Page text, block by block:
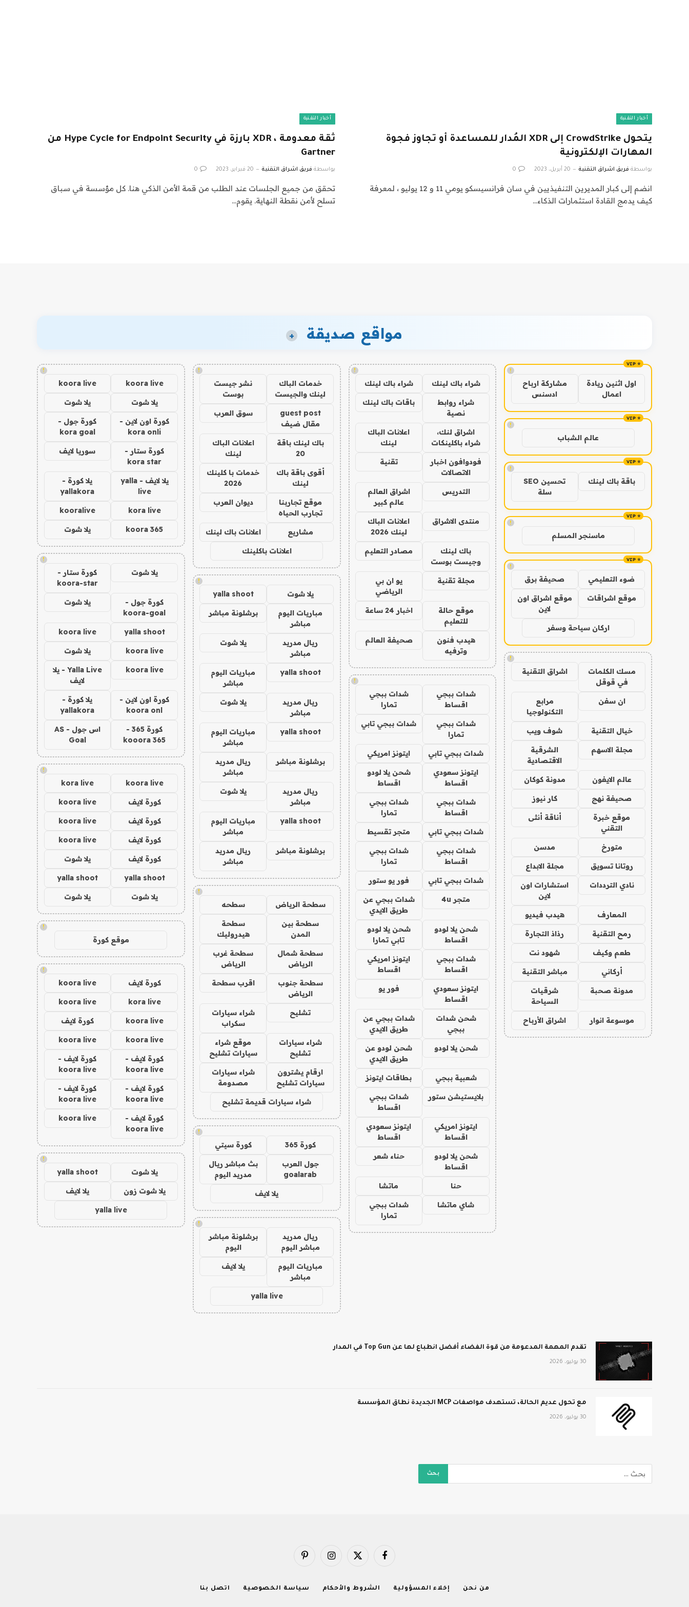
أخبار التقنية
يتحول CrowdStrike إلى XDR المُدار للمساعدة أو تجاوز فجوة
المهارات الإلكترونية
بواسطة فريق اشراق التقنية 20 أبريل، 2023 0
انضم إلى كبار المديرين التنفيذيين في سان فرانسيسكو يومي 11 و 12 يوليو ، لمعرفة
كيف يدمج القادة استثمارات الذكاء…
أخبار التقنية
ثقة معدومة ، XDR بارزة في Hype Cycle for Endpoint Security من
Gartner
بواسطة فريق اشراق التقنية 20 فبراير، 2023 0
تحقق من جميع الجلسات عند الطلب من قمة الأمن الذكي هنا. كل مؤسسة في سباق
تسلح لأمن نقطة النهاية. يقوم…
مواقع صديقة +
!
اول اثنين ريادة
اعمال
مشاركة ارباح
ادسنس
!
عالم الشباب
!
باقة باك لينك
تحسين SEO
سلة
!
ماسنجر المسلم
!
ضوء التعليمي صحيفة برق
موقع اشراقات
موقع اشراق اون
لاين
اركان سياحة وسفر
!
مسك الكلمات
في قوقل
اشراق التقنية
ان سفن
مرابع
التكنولوجيا
خيال التقنية شوف ويب
مجلة الاسهم
الشرقية
الاقتصادية
عالم الايفون مدونة كوكان
صحيفة نهج كار نيوز
موقع خبرة
التقني
أناقة أنثى
متورخ مدسن
روتانا تسويق مجلة الابداع
نادي الترددات
استشارات اون
لاين
المعارف هيدب فيديو
رمح التقنية رذاذ التجارة
طعم وكيف شهود نت
أركاني مباشر التقنية
مدونة صحبة
شرقيات
السياحة
موسوعة انوار اشراق الأرباح
!
شراء باك لينك شراء باك لينك
شراء روابط
نصية
باقات باك لينك
اشراق لنك،
شراء باكلينكات
اعلانات الباك
لينك
فودوافون اخبار
الاتصالات
تقنية
التدريس
اشراق العالم
عالم كبير
منتدى الاشراق
اعلانات الباك
لينك 2026
باك لينك
وجيست بوست
مصادر التعليم
مجلة تقنية
يو ان بي
الرياضي
موقع حالة
للتعليم
اخبار 24 ساعة
هيدب فنون
وترفيه
صحيفة العالم
!
شدات ببجي
اقساط
شدات ببجي
تمارا
شدات ببجي
تمارا
شدات ببجي تابي
شدات ببجي تابي ايتونز امريكي
ايتونز سعودي
اقساط
شحن يلا لودو
اقساط
شدات ببجي
اقساط
شدات ببجي
تمارا
شدات ببجي تابي متجر تقسيط
شدات ببجي
اقساط
شدات ببجي
تمارا
شدات ببجي تابي فور يو ستور
متجر 4u
شدات ببجي عن
طريق الايدي
شحن يلا لودو
اقساط
شحن يلا لودو
تابي تمارا
شدات ببجي
اقساط
ايتونز امريكي
اقساط
ايتونز سعودي
اقساط
فور يو
شحن شدات
ببجي
شدات ببجي عن
طريق الايدي
شحن يلا لودو
شحن لودو عن
طريق الايدي
شعبية ببجي بطاقات ايتونز
بلايستيشن ستور
شدات ببجي
اقساط
ايتونز امريكي
اقساط
ايتونز سعودي
اقساط
شحن يلا لودو
اقساط
حناء شعر
حنا ماتشا
شاي ماتشا
شدات ببجي
تمارا
!
خدمات الباك
لينك والجيست
نشر جيست
بوست
guest post
مقال ضيف
سوق العرب
باك لينك باقة
20
اعلانات الباك
لينك
أقوى باقة باك
لينك
خدمات با كلينك
2026
موقع تجاربنا
تجارب الحياه
ديوان العرب
مشاريع اعلانات باك لينك
اعلانات باكلينك
!
يلا شوت yalla shoot
مباريات اليوم
مباشر
برشلونة مباشر
ريال مدريد
مباشر
يلا شوت
yalla shoot
مباريات اليوم
مباشر
ريال مدريد
مباشر
يلا شوت
yalla shoot
مباريات اليوم
مباشر
برشلونة مباشر
ريال مدريد
مباشر
ريال مدريد
مباشر
يلا شوت
yalla shoot
مباريات اليوم
مباشر
برشلونة مباشر
ريال مدريد
مباشر
!
سطحة الرياض سطحه
سطحة بين
المدن
سطحة
هيدروليك
سطحة شمال
الرياض
سطحة غرب
الرياض
سطحة جنوب
الرياض
اقرب سطحة
تشليح
شراء سيارات
سكراب
شراء سيارات
تشليح
موقع شراء
سيارات تشليح
ارقام يشترون
سيارات تشليح
شراء سيارات
مصدومة
شراء سيارات قديمة تشليح
!
كورة 365 كورة سيتي
جول العرب
goalarab
بث مباشر ريال
مدريد اليوم
يلا لايف
!
ريال مدريد
مباشر اليوم
برشلونة مباشر
اليوم
مباريات اليوم
مباشر
يلا لايف
yalla live
!
koora live
koora live
يلا شوت يلا شوت
كورة اون لاين -
kora onli
كورة جول -
kora goal
كورة ستار -
kora star
سوريا لايف
يلا لايف - yalla
live
يلا كورة -
yallakora
kora live
kooralive
koora 365 يلا شوت
!
يلا شوت
كورة ستار -
koora-star
كورة جول -
koora-goal
يلا شوت
yalla shoot
koora live
koora live يلا شوت
koora live
Yalla Live - يلا
لايف
كورة اون لاين -
koora onl
يلا كورة -
yallakora
كورة 365 -
kooora 365
اس جول - AS
Goal
!
koora live
kora live
كورة لايف koora live
كورة لايف koora live
كورة لايف koora live
كورة لايف يلا شوت
yalla shoot
yalla shoot
يلا شوت يلا شوت
!
موقع كورة
!
كورة لايف koora live
kora live
koora live
koora live كورة لايف
koora live
koora live
كورة لايف -
koora live
كورة لايف -
koora live
كورة لايف -
koora live
كورة لايف -
koora live
كورة لايف -
koora live
koora live
!
يلا شوت yalla shoot
يلا شوت زون يلا لايف
yalla live
تقدم المهمة المدعومة من قوة الفضاء أفضل انطباع لها عن Top Gun في المدار
30 يوليو، 2026
مع تحول عديم الحالة، تستهدف مواصفات MCP الجديدة نطاق المؤسسة
30 يوليو، 2026
فيسبوك X
الانستغرامبينتيريست
من نحن إخلاء المسؤولية الشروط والأحكام سياسة الخصوصية اتصل بنا